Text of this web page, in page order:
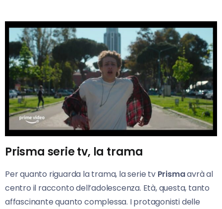
Prisma serie tv, la trama
Per quanto riguarda la trama, la serie tv Prismaavrà al
centro il racconto dell’adolescenza. Età, questa, tanto
affascinante quanto complessa. I protagonisti delle